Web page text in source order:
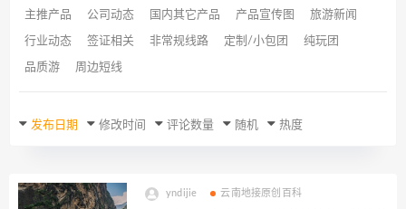
主推产品 公司动态 国内其它产品 产品宣传图 旅游新闻
行业动态 签证相关 非常规线路 定制/小包团 纯玩团
品质游 周边短线
发布日期 修改时间 评论数量 随机 热度
yndijie 云南地接原创百科